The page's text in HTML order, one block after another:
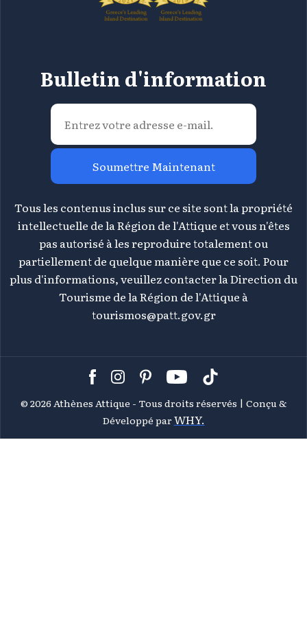
Bulletin d'information
Soumettre Maintenant
Tous les contenus inclus sur ce site sont la propriété
intellectuelle de la Région de l'Attique et vous n'êtes
pas autorisé à les reproduire totalement ou
partiellement de quelque manière que ce soit. Pour
plus d'informations, veuillez contacter la Direction du
Tourisme de la Région de l'Attique à
tourismos@patt.gov.gr
© 2026 Athènes Attique - Tous droits réservés | Conçu &
Développé parWHY.